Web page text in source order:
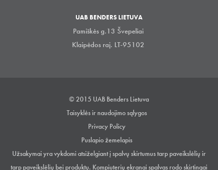
UAB BENDERS LIETUVA
Pamiškės g.13 Švepeliai
Klaipėdos raj. LT-95102
© 2015 UAB Benders Lietuva
Taisyklės ir naudojimo sąlygos
Privacy Policy
Puslapio žemelapis
Užsakymai yra vykdomi atsiželgiant į spalvų skirtumus tarp paveikslėlių ir
tarp paveikslėlių bei produktų. Kompiuterių ekranai spalvas rodo skirtingai